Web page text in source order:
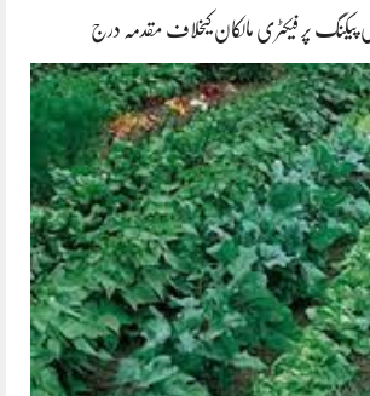
پیکنگ پر فیکٹری مالکان کیخلاف مقدمہ درج